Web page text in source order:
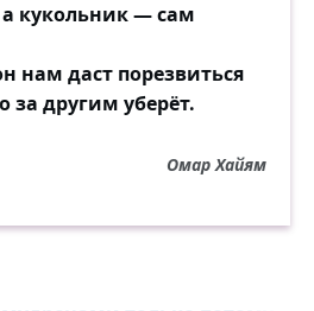
кукольник — сам
нам даст порезвиться
за другим уберёт.
Омар Хайям